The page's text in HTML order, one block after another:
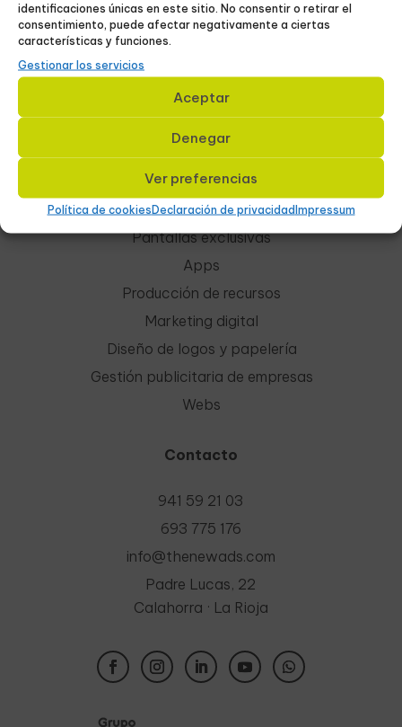
identificaciones únicas en este sitio. No consentir o retirar el
consentimiento, puede afectar negativamente a ciertas
características y funciones.
Gestionar los servicios
Aceptar
Denegar
Ver preferencias
Política de cookiesDeclaración de privacidadImpressum
Servicios
Pantallas
Cines
Redes sociales
Pantallas exclusivas
Apps
Producción de recursos
Marketing digital
Diseño de logos y papelería
Gestión publicitaria de empresas
Webs
Contacto
941 59 21 03
693 775 176
info@thenewads.com
Padre Lucas, 22
Calahorra · La Rioja